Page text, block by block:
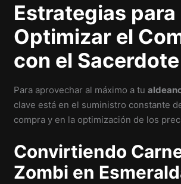
Estrategias para
Optimizar el
con el Sacerdote
Para aprovechar al máximo a tu
clave está en el suministro constante
compra y en la optimización de los
Convirtiendo
Zombi en